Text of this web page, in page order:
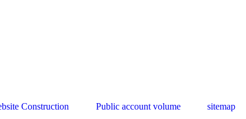
Construction Public account volume sitemap